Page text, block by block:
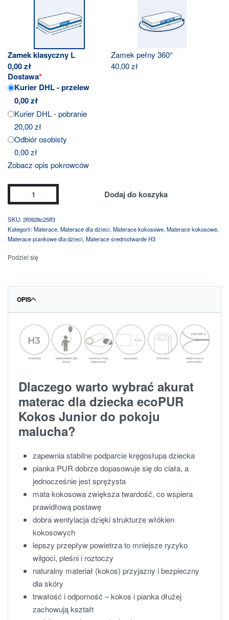
Zamek klasyczny L
0,00zł
Zamek pełny 360°
40,00zł
*
Dostawa
Kurier DHL - przelew
0,00zł
Kurier DHL - pobranie
20,00zł
Odbiór osobisty
0,00zł
Zobacz opis pokrowców
Dodaj do koszyka
2f0928c25ff3
Kategorii:Materace,Materace dla dzieci,Materace kokosowe,Materace kokosowe,
Materace piankowe dla dzieci,Materace średniotwarde H3
Podziel się
OPIS
Dlaczego warto wybrać akurat
materac dla dziecka ecoPUR
Kokos Junior do pokoju
malucha?
zapewnia stabilne podparcie kręgosłupa dziecka
pianka PUR dobrze dopasowuje się do ciała, a
jednocześnie jest sprężysta
mata kokosowa zwiększa twardość, co wspiera
prawidłową postawę
dobra wentylacja dzięki strukturze włókien
kokosowych
lepszy przepływ powietrza to mniejsze ryzyko
wilgoci, pleśni i roztoczy
naturalny materiał (kokos) przyjazny i bezpieczny
dla skóry
trwałość i odporność – kokos i pianka dłużej
zachowują kształt